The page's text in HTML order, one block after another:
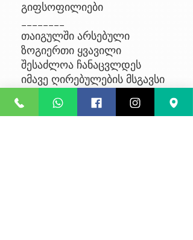
გიფსოფილიები
თაიგულში არსებული
ზოგიერთი ყვავილი
შესაძლოა ჩანაცვლდეს
იმავე ღირებულების მსგავსი
გამომდინარე